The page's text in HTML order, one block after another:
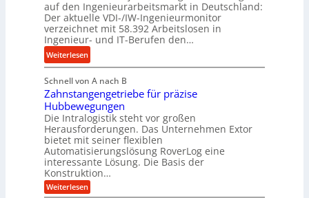
H
y
d
r
a
l
i
k
i
m
V
e
r
g
a
n
g
e
b
i
g
e
K
u
g
e
l
g
e
s
s
t
e
e
r
t
U
m
s
a
t
auf den Ingenieurarbeitsmarkt in Deutschland:
Der aktuelle VDI-/IW-Ingenieurmonitor
verzeichnet mit 58.392 Arbeitslosen in
Ingenieur- und IT-Berufen den…
Weiterlesen:
M
e
h
r
A
r
b
e
i
t
Schnell von A nach B
Zahnstangengetriebe für präzise
Hubbewegungen
Die Intralogistik steht vor großen
Herausforderungen. Das Unternehmen Extor
bietet mit seiner flexiblen
Automatisierungslösung RoverLog eine
interessante Lösung. Die Basis der
Konstruktion…
Weiterlesen:
Z